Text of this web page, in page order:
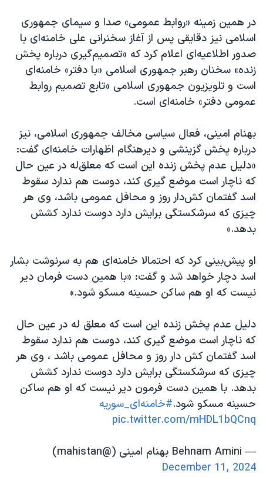
در همین زمینه «روابط عمومی» صدا و سیمای جمهوری
اسلامی نیز دقایقی پس از آغاز سخنرانی علی خامنه‌ای با
صدور اطلاعیه‌ای اعلام کرد که «تصمیم‌گیری درباره پخش
زنده» سخنان رهبر جمهوری اسلامی «با دفتر» خامنه‌ای
است و تلویزیون جمهوری اسلامی «تابع تصمیم روابط
عمومی دفتر» خامنه‌ای است.
بهنام امینی، فعال سیاسی مخالف جمهوری اسلامی، نیز
درباره پخش گزینشی و دیرهنگام اظهارات خامنه‌ای گفت:
«دلیل عدم پخش زنده این است که معلق‌له در عین حال
که ناچار است موضع گیری کند، دوست هم ندارد سقوط
اسد گفتمان کش‌دار روز و محافل عمومی باشد، وی هر
چیزی که سرشکستگی برایش دارد دوست ندارد کشش
بدهد.»
او پیش‌بینی کرد که احتمالا خامنه‌ای هم به سرنوشت بشار
اسد دچار خواهد شد و گفت: «با همین دست فرمان دیر
نیست که او هم ساکن حسینه مسکو شود.»
دلیل عدم پخش زنده این است که معلق له در عین حال
که ناچار است موضع گیری کند، دوست هم ندارد سقوط
اسد گفتمان کش دار روز و محافل عمومی باشد ، وی هر
چیزی که سرشکستگی برایش دارد دوست ندارد کشش
بدهد. با همین دست فرمون دیر نیست که او هم ساکن
حسینه مسکو شود.#خامنه‌ای_سوریه
pic.twitter.com/mHDL1bQCnq
— Behnam Amini بهنام امینی (@mahistan)
December 11, 2024